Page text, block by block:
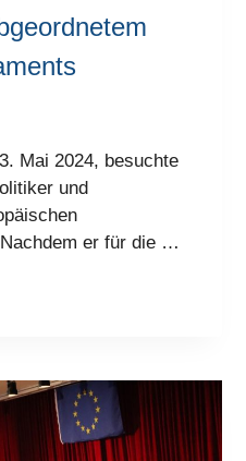
Mai 2024, besuchte
und
er für die …